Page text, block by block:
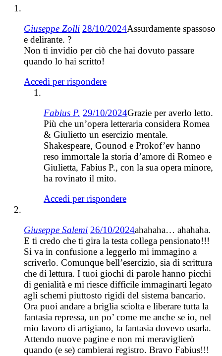
Giuseppe Zolli 28/10/2024Assurdamente spassoso
e delirante. ?
Non ti invidio per ciò che hai dovuto passare
quando lo hai scritto!
Accedi per rispondere
Fabius P. 29/10/2024Grazie per averlo letto.
Più che un’opera letteraria considera Romea
& Giulietto un esercizio mentale.
Shakespeare, Gounod e Prokof’ev hanno
reso immortale la storia d’amore di Romeo e
Giulietta, Fabius P., con la sua opera minore,
ha rovinato il mito.
Accedi per rispondere
Giuseppe Salemi 26/10/2024ahahaha… ahahaha.
E ti credo che ti gira la testa collega pensionato!!!
Si va in confusione a leggerlo mi immagino a
scriverlo. Comunque bell’esercizio, sia di scrittura
che di lettura. I tuoi giochi di parole hanno picchi
di genialità e mi riesce difficile immaginarti legato
agli schemi piuttosto rigidi del sistema bancario.
Ora puoi andare a briglia sciolta e liberare tutta la
fantasia repressa, un po’ come me anche se io, nel
mio lavoro di artigiano, la fantasia dovevo usarla.
Attendo nuove pagine e non mi meraviglierò
quando (e se) cambierai registro. Bravo Fabius!!!